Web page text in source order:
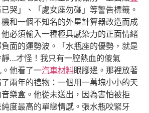
哭」、「處女座勿碰」等警告標籤。
和一個不知名的外星計算器改造而成
必須輸入一種極具感染力的正面情緒
面的運勢波。「水瓶座的優勢，就是
…才怪！我只有一腔熱血的傻氣
他看了一汽車材料眼腳邊。那裡放著
兩年的禮物：一個用一萬塊小小的天
樂盒。他從未送出，因為害怕被拒
度最高的單戀情感。張水瓶咬緊牙